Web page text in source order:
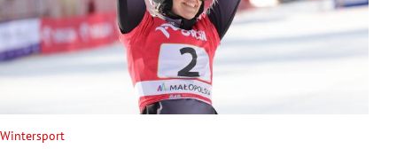
Wintersport